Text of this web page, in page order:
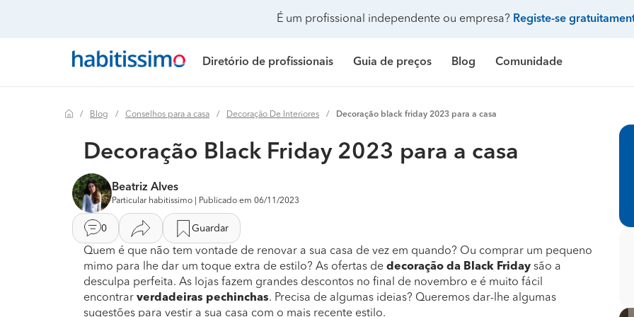
É um profissional independente ou empresa? Registe-se
Diretório de profissionais
Painéis solares
Instalação elétrica
Isolamento térmico
Toldos
Instalação de gás
Remodelação casa de banho
Remodelação de casa
Remodelação de escritório
Remodelação de edifício
Remodelação de piscina
Construção de casa
Arquitetos
Topógrafos
Pedreiros
Climatização e ar
Guia de preços
Preço Painéis solares
Preço Isolamento térmico
Preço Toldos
Preço Climatização e ar condicionado
Preço Instalação de gás
Preço Remodelação casa de banho
Preço Remodelação de casa
Preço Remodelação de edifício
Preço Remodelação de piscina
Preço Terraplanagem e demolições
Preço Construção de edifício
Blog
Remodelação de casa
Remodelação de cozinha
Decoração de interiores
Jardinagem
Pintura
Realizar mudanças
Construção de casa
Decoração de interiores
Remodelação casa de banho
Remodelação de cozinha
Limpeza
Carpintaria e marcenaria
Remodelação casa de banho
Comunidade
Blog Conselhos para a casa Decoração De Interiores Decoração black friday 2023 para a casa
Decoração Black Friday 2023 para a casa
Beatriz Alves
Particular habitissimo | Publicado em 06/11/2023
0 Guardar
Quem é que não tem vontade de renovar a sua casa de vez em quando? Ou comprar um pequeno
mimo para lhe dar um toque extra de estilo? As ofertas de decoração da Black Friday são a
desculpa perfeita. As lojas fazem grandes descontos no final de novembro e é muito fácil
encontrar verdadeiras pechinchas. Precisa de algumas ideias? Queremos dar-lhe algumas
sugestões para vestir a sua casa com o mais recente estilo.